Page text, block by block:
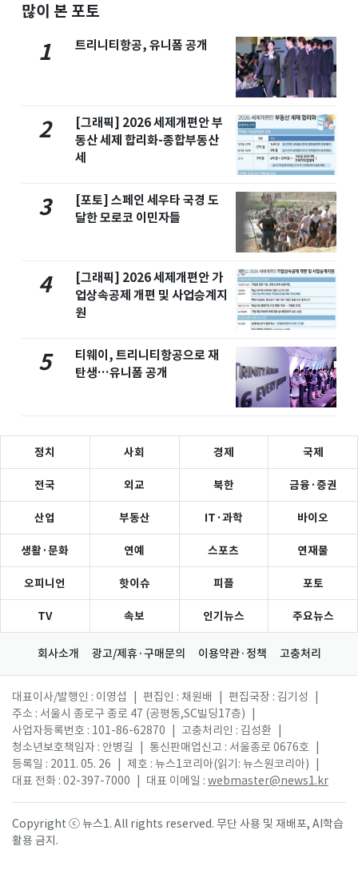
많이 본 포토
1 트리니티항공, 유니폼 공개
2
[그래픽] 2026 세제개편안 부
동산 세제 합리화-종합부동산
세
3
[포토] 스페인 세우타 국경 도
달한 모로코 이민자들
4
[그래픽] 2026 세제개편안 가
업상속공제 개편 및 사업승계지
원
5
티웨이, 트리니티항공으로 재
탄생…유니폼 공개
정치 사회 경제 국제
전국 외교 북한 금융·증권
산업 부동산 IT·과학 바이오
생활·문화 연예 스포츠 연재물
오피니언 핫이슈 피플 포토
TV 속보 인기뉴스 주요뉴스
회사소개 광고/제휴·구매문의 이용약관·정책 고충처리
대표이사/발행인 : 이영섭 편집인 : 채원배 편집국장 : 김기성
주소 : 서울시 종로구 종로 47 (공평동,SC빌딩17층)
사업자등록번호 : 101-86-62870
고충처리인 : 김성환
청소년보호책임자 : 안병길
통신판매업신고 : 서울종로 0676호
등록일 : 2011. 05. 26
제호 : 뉴스1코리아(읽기: 뉴스원코리아)
대표 전화 : 02-397-7000
대표 이메일 : webmaster@news1.kr
Copyright ⓒ 뉴스1. All rights reserved. 무단 사용 및 재배포, AI학습
활용 금지.